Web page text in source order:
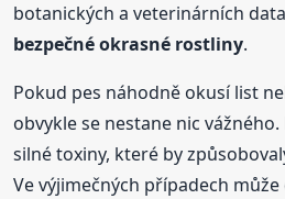
botanických a veterinárních
bezpečné okrasné rostliny.
Pokud pes náhodně okusí list
obvykle se nestane nic
silné toxiny, které by
Ve výjimečných případech